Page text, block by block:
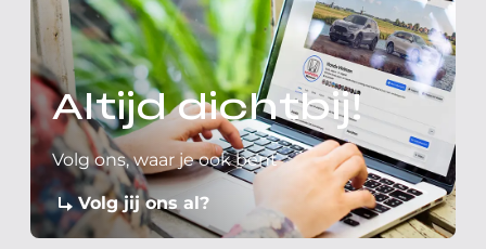
Altijd dichtbij!
Volg ons, waar je ook bent
Volg jij ons al?